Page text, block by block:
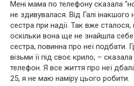
Мені мама по телефону сказала
не здивувалася. Від Галі інакшого
сестра при надії. Так вже сталося,
оскільки вона ще не знайшла
сестра, повинна про неї подбати.
візьми її під своє крило, –
телефон. Я все життя про неї
25, я не маю наміру цього робити.